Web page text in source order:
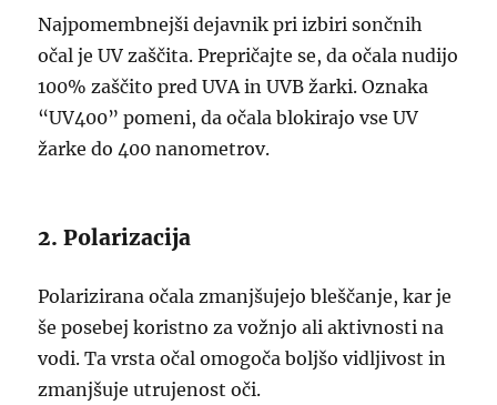
Najpomembnejši dejavnik pri izbiri sončnih
očal je UV zaščita. Prepričajte se, da očala nudijo
100% zaščito pred UVA in UVB žarki. Oznaka
“UV400” pomeni, da očala blokirajo vse UV
žarke do 400 nanometrov.
2. Polarizacija
Polarizirana očala zmanjšujejo bleščanje, kar je
še posebej koristno za vožnjo ali aktivnosti na
vodi. Ta vrsta očal omogoča boljšo vidljivost in
zmanjšuje utrujenost oči.